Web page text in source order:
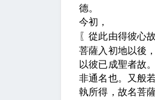
德。
今初，
〖從此由得彼心
菩薩入初地以後
以彼已成聖者故
非通名也。又般
執所得，故名菩